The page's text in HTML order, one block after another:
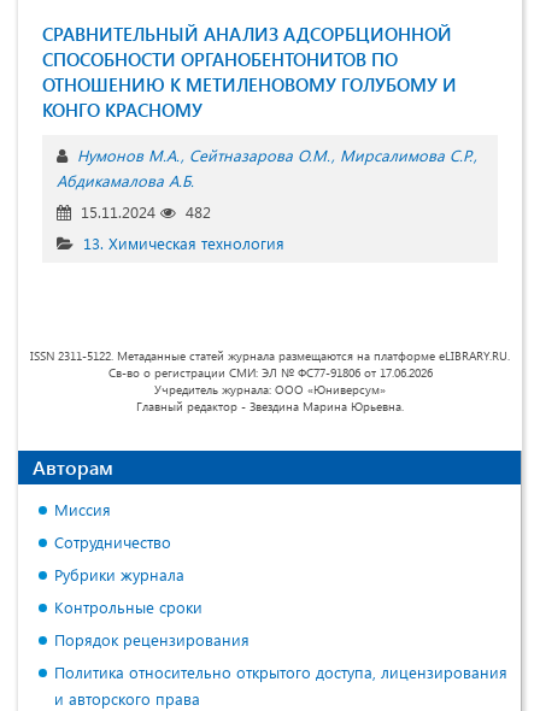
СРАВНИТЕЛЬНЫЙ АНАЛИЗ АДСОРБЦИОННОЙ
СПОСОБНОСТИ ОРГАНОБЕНТОНИТОВ ПО
ОТНОШЕНИЮ К МЕТИЛЕНОВОМУ ГОЛУБОМУ И
КОНГО КРАСНОМУ
Нумонов М.А. Сейтназарова О.М. Мирсалимова С.Р.
Абдикамалова А.Б.
15.11.2024
482
13. Химическая технология
ISSN 2311-5122. Метаданные статей журнала размещаются на платформе eLIBRARY.RU.
Св-во о регистрации СМИ: ЭЛ № ФС77-91806 от 17.06.2026
Учредитель журнала: ООО «Юниверсум»
Главный редактор - Звездина Марина Юрьевна.
Авторам
Миссия
Сотрудничество
Рубрики журнала
Контрольные сроки
Порядок рецензирования
Политика относительно открытого доступа, лицензирования
и авторского права